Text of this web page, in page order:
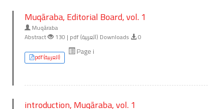
Muqāraba, Editorial Board, vol. 1
Muqāraba
Abstract
130 | pdf (العربية) Downloads 0
pdf (العربية) Page i
introduction, Muqāraba, vol. 1